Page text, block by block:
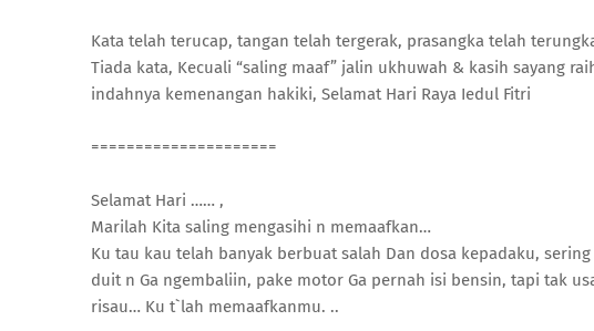
Kata telah terucap, tangan telah tergerak, prasangka telah
Tiada kata, Kecuali “saling maaf” jalin ukhuwah & kasih sayang
indahnya kemenangan hakiki, Selamat Hari Raya Iedul Fitri
=====================
Selamat Hari …… ,
Marilah Kita saling mengasihi n memaafkan…
Ku tau kau telah banyak berbuat salah Dan dosa kepadaku,
duit n Ga ngembaliin, pake motor Ga pernah isi bensin, tapi tak
risau… Ku t`lah memaafkanmu. ..